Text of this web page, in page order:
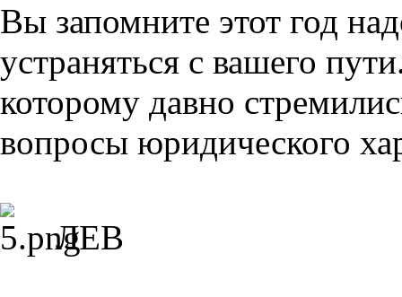
Вы запомните этот год
устраняться с вашего
которому давно
вопросы юридического
ЛЕВ